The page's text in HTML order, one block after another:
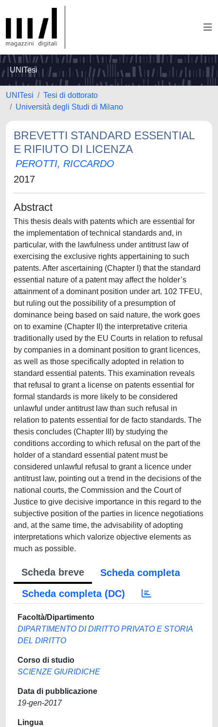
UNITesi
UNITesi
Tesi di dottorato
Università degli Studi di Milano
BREVETTI STANDARD ESSENTIAL
E RIFIUTO DI LICENZA
PEROTTI, RICCARDO
2017
Abstract
This thesis deals with patents which are essential for
the implementation of technical standards and, in
particular, with the lawfulness under antitrust law of
exercising the exclusive rights appertaining to such
patents. After ascertaining (Chapter I) that the standard
essential nature of a patent may affect the holder’s
attainment of a dominant position under art. 102 TFEU,
but ruling out the possibility of a presumption of
dominance being based on said nature, the work goes
on to examine (Chapter II) the interpretative criteria
traditionally used by the EU Courts in relation to refusal
by companies in a dominant position to grant licences,
as well as those specifically adopted in relation to
standard essential patents. This examination reveals
that refusal to grant a license on patents essential for
formal standards is more likely to be considered
unlawful under antitrust law than such refusal in
relation to patents essential for de facto standards. The
thesis concludes (Chapter III) by studying the
conditions according to which refusal on the part of the
holder of a standard essential patent must be
considered unlawful refusal to grant a licence under
antitrust law, pointing out a trend in the decisions of the
national courts, the Commission and the Court of
Justice to give decisive importance in this regard to the
subjective position of the parties in licence negotiations
and, at the same time, the advisability of adopting
interpretations which valorize objective elements as
much as possible.
Scheda breve
Scheda completa
Scheda completa (DC)
Facoltà/Dipartimento
DIPARTIMENTO DI DIRITTO PRIVATO E STORIA
DEL DIRITTO
Corso di studio
SCIENZE GIURIDICHE
Data di pubblicazione
19-gen-2017
Lingua